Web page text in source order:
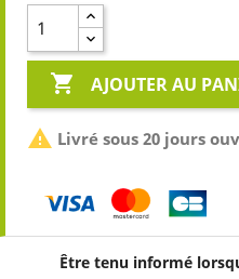
 AJOUTER AU
 Livré sous 20 jours
Être tenu informé